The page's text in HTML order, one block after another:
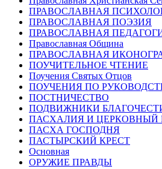
ПРАВОСЛАВНАЯ
ПРАВОСЛАВНАЯ ПОЭЗИЯ
ПРАВОСЛАВНАЯ
Православная Община
ПРАВОСЛАВНАЯ
ПОУЧИТЕЛЬНОЕ ЧТЕНИЕ
Поучения Святых Отцов
ПОУЧЕНИЯ ПО
ПОСТНИЧЕСТВО
ПОДВИЖНИКИ
ПАСХАЛИЯ И ЦЕРКОВНЫЙ
ПАСХА ГОСПОДНЯ
ПАСТЫРСКИЙ КРЕСТ
Основная
ОРУЖИЕ ПРАВДЫ